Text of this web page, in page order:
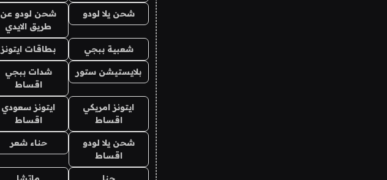
شحن يلا لودو
شحن لودو عن
طريق الايدي
شعبية ببجي بطاقات ايتونز
بلايستيشن ستور
شدات ببجي
اقساط
ايتونز امريكي
اقساط
ايتونز سعودي
اقساط
شحن يلا لودو
اقساط
حناء شعر